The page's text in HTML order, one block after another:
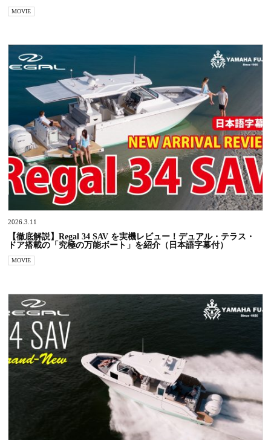
MOVIE
2026.3.11
【徹底解説】Regal 34 SAV を実機レビュー！デュアル・テラス・
ドア搭載の「究極の万能ボート」を紹介（日本語字幕付）
MOVIE